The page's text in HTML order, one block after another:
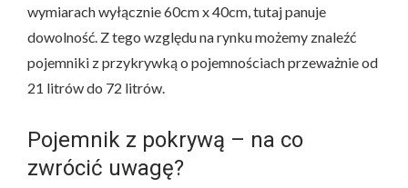
wymiarach wyłącznie 60cm x 40cm, tutaj panuje
dowolność. Z tego względu na rynku możemy znaleźć
pojemniki z przykrywką o pojemnościach przeważnie od
21 litrów do 72 litrów.
Pojemnik z pokrywą – na co
zwrócić uwagę?